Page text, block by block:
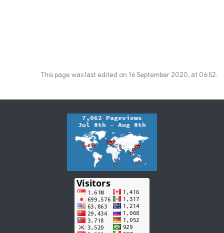
This page was last edited on 16 September 2020, at 06:52.